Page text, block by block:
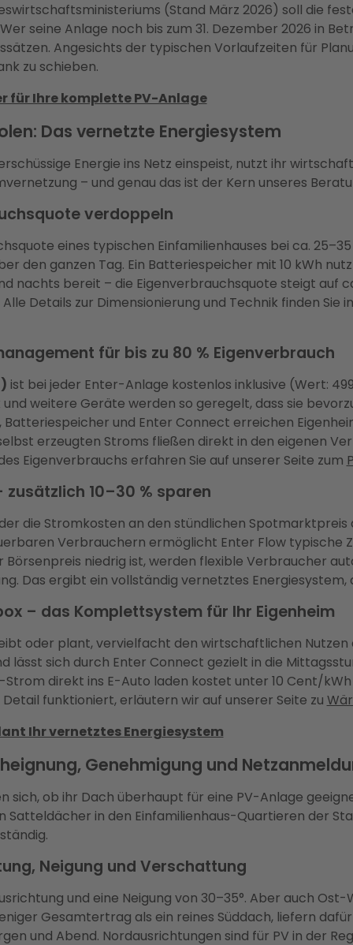
(Stand März 2026) soll die
seine Anlage noch bis zum 31. Dezember 2026 in
Angesichts der typischen Vorlaufzeiten für
zu schieben.
für Ihre komplette PV-Anlage
Das vernetzte Energiesystem
Energie ins Netz einspeist, nutzt ihr
– und genau das ist der Kern unseres
verdoppeln
eines typischen Einfamilienhauses bei ca.
den ganzen Tag. Ein Batteriespeicher mit 10 kWh
nachts bereit – die Eigenverbrauchsquote steigt auf
Details zur Dimensionierung und Technik finden Sie
für bis zu 80 % Eigenverbrauch
ist bei jeder Enter-Anlage kostenlos inklusive (Wert:
weitere Geräte werden so geregelt, dass sie
und Enter Connect erreichen
erzeugten Stroms fließen direkt in den eigenen
Eigenverbrauchs erfahren Sie auf unserer Seite zum
10–30 % sparen
die Stromkosten an den stündlichen
Verbrauchern ermöglicht Enter Flow typische
niedrig ist, werden flexible Verbraucher
Das ergibt ein vollständig vernetztes
– das Komplettsystem für Ihr Eigenheim
oder plant, vervielfacht den wirtschaftlichen
sich durch Enter Connect gezielt in die
direkt ins E-Auto laden kostet unter 10 Cent/
funktioniert, erläutern wir auf unserer Seite zu
Ihr vernetztes Energiesystem
Genehmigung und
sich, ob ihr Dach überhaupt für eine PV-Anlage
Satteldächer in den Einfamilienhaus-Quartieren der
Neigung und Verschattung
und eine Neigung von 30–35°. Aber auch
Gesamtertrag als ein reines Süddach, liefern
und Abend. Nordausrichtungen sind für PV in der